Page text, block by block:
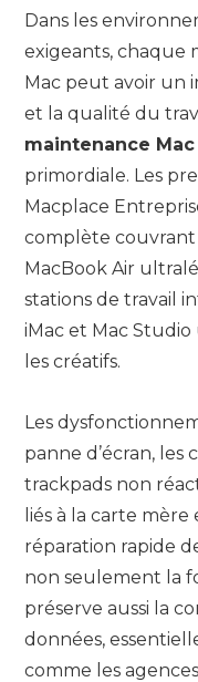
Dans les
exigeants, chaque
Mac peut avoir un
et la qualité du
maintenance Mac
primordiale. Les
Macplace
complète couvrant
MacBook Air
stations de travail
iMac et Mac
les créatifs.
Les
panne d’écran, les
trackpads non
liés à la carte
réparation rapide
non seulement la
préserve aussi la
données,
comme les